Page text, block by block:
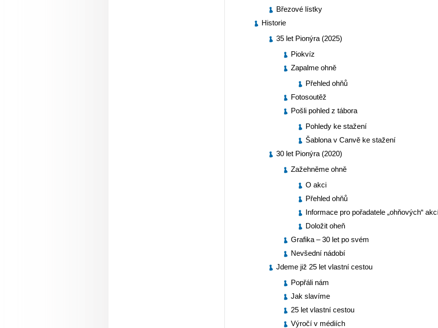
Březové lístky
Historie
35 let Pionýra (2025)
Piokvíz
Zapalme ohně
Přehled ohňů
Fotosoutěž
Pošli pohled z tábora
Pohledy ke stažení
Šablona v Canvě ke stažení
30 let Pionýra (2020)
Zažehněme ohně
O akci
Přehled ohňů
Informace pro pořadatele „ohňových“
Doložit oheň
Grafika – 30 let po svém
Nevšední nádobí
Jdeme již 25 let vlastní cestou
Popřáli nám
Jak slavíme
25 let vlastní cestou
Výročí v médiích